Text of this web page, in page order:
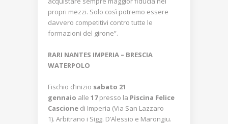
propri mezzi. Solo così potremo essere
davvero competitivi contro tutte le
formazioni del girone”.
RARI NANTES IMPERIA – BRESCIA
WATERPOLO
Fischio d’inizio sabato 21
gennaio alle 17presso la Piscina Felice
Cascione di Imperia (Via San Lazzaro
1). Arbitrano i Sigg. D’Alessio e Marongiu.